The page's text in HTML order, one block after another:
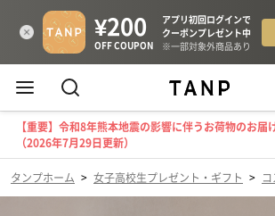
【重要】令和8年熊本地震の影響に伴うお荷物のお届
（2026年7月29日更新）
タンプホーム > 女子高校生プレゼント・ギフト >